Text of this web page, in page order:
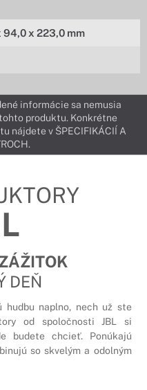
94,0 x 223,0 mm
informácie sa nemusia
produktu. Konkrétne
nájdete v ŠPECIFIKÁCIÍ A
DEŇ
hudbu naplno, nech už ste
od spoločnosti JBL si
budete chcieť. Ponúkajú
so skvelým a odolným